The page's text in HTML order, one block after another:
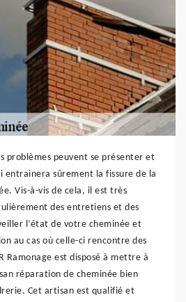
problèmes peuvent se présenter et
entrainera sûrement la fissure de la
Vis-à-vis de cela, il est très
des entretiens et des
l’état de votre cheminée et
au cas où celle-ci rencontre des
Ramonage est disposé à mettre à
réparation de cheminée bien
Cet artisan est qualifié et